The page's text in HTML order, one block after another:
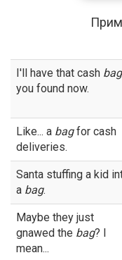
I'll have that cash bag
you found now.
Like... a bagfor cash
deliveries.
Santa stuffing a kid
a bag.
Maybe they just
gnawed the bag? I
mean...